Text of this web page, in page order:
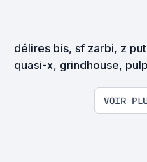
délires bis, sf zarbi, z
quasi-x, grindhouse,
VOIR